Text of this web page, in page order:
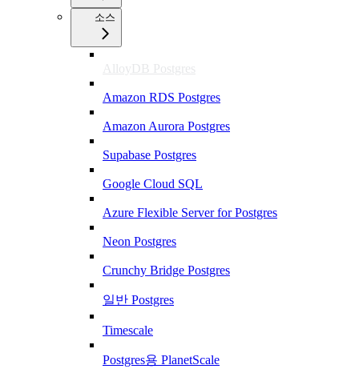
소스
AlloyDB Postgres
Amazon RDS Postgres
Amazon Aurora Postgres
Supabase Postgres
Google Cloud SQL
Azure Flexible Server for Postgres
Neon Postgres
Crunchy Bridge Postgres
일반 Postgres
Timescale
Postgres용 PlanetScale